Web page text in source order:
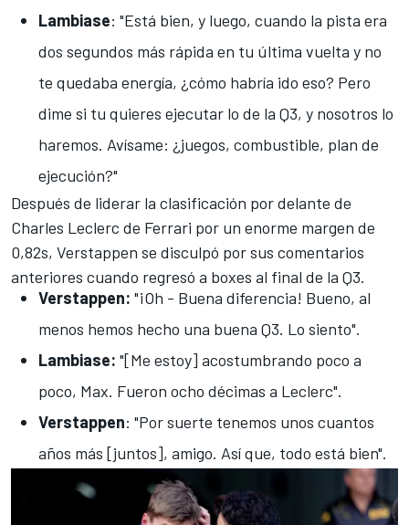
Lambiase: "Está bien, y luego, cuando la pista era
dos segundos más rápida en tu última vuelta y no
te quedaba energía, ¿cómo habría ido eso? Pero
dime si tu quieres ejecutar lo de la Q3, y nosotros lo
haremos. Avísame: ¿juegos, combustible, plan de
ejecución?"
Después de liderar la clasificación por delante de
Charles Leclerc de Ferrari por un enorme margen de
0,82s, Verstappen se disculpó por sus comentarios
anteriores cuando regresó a boxes al final de la Q3.
Verstappen: "¡Oh - Buena diferencia! Bueno, al
menos hemos hecho una buena Q3. Lo siento".
Lambiase: "[Me estoy] acostumbrando poco a
poco, Max. Fueron ocho décimas a Leclerc".
Verstappen: "Por suerte tenemos unos cuantos
años más [juntos], amigo. Así que, todo está bien".